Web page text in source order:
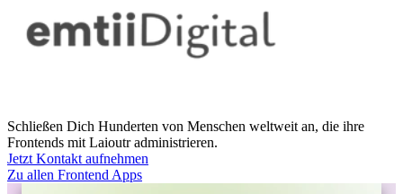
Schließen Dich Hunderten von Menschen weltweit an, die ihre
Frontends mit Laioutr administrieren.
Jetzt Kontakt aufnehmen
Zu allen Frontend Apps